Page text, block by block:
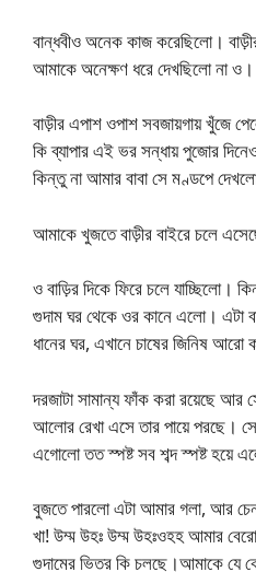
বান্ধবীও অনেক কাজ করেছিলো।
আমাকে অনেক্ষণ ধরে দেখছিলো না ও।
বাড়ীর এপাশ ওপাশ সবজায়গায় খুঁজে
কি ব্যাপার এই ভর সন্ধায় পুজোর
কিন্তু না আমার বাবা সে মণ্ডপে
আমাকে খুজতে বাড়ীর বাইরে চলে
ও বাড়ির দিকে ফিরে চলে যাচ্ছিলো।
গুদাম ঘর থেকে ওর কানে এলো। এটা
ধানের ঘর, এখানে চাষের জিনিষ আরো
দরজাটা সামান্য ফাঁক করা রয়েছে আর
আলোর রেখা এসে তার পায়ে পরছে।
এগোলো তত স্পষ্ট সব শব্দ স্পষ্ট হয়ে
বুজতে পারলো এটা আমার গলা, আর
খা! উম্ম উহঃ উম্ম উহঃওহহ আমার
গুদামের ভিতর কি চলছে।আমাকে যে